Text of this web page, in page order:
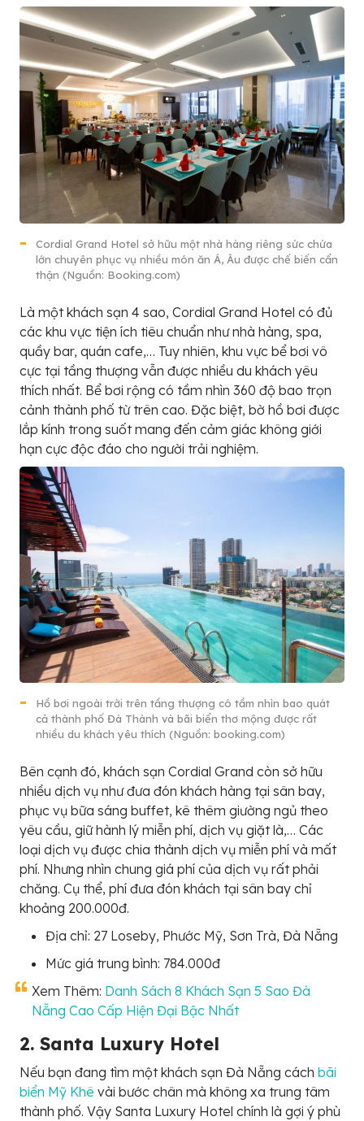
Cordial Grand Hotel sở hữu một nhà hàng riêng sức chứa
lớn chuyên phục vụ nhiều món ăn Á, Âu được chế biến cẩn
thận (Nguồn: Booking.com)
Là một khách sạn 4 sao, Cordial Grand Hotel có đủ
các khu vực tiện ích tiêu chuẩn như nhà hàng, spa,
quầy bar, quán cafe,… Tuy nhiên, khu vực bể bơi vô
cực tại tầng thượng vẫn được nhiều du khách yêu
thích nhất. Bể bơi rộng có tầm nhìn 360 độ bao trọn
cảnh thành phố từ trên cao. Đặc biệt, bờ hồ bơi được
lắp kính trong suốt mang đến cảm giác không giới
hạn cực độc đáo cho người trải nghiệm.
Hồ bơi ngoài trời trên tầng thượng có tầm nhìn bao quát
cả thành phố Đà Thành và bãi biển thơ mộng được rất
nhiều du khách yêu thích (Nguồn: booking.com)
Bên cạnh đó, khách sạn Cordial Grand còn sở hữu
nhiều dịch vụ như đưa đón khách hàng tại sân bay,
phục vụ bữa sáng buffet, kê thêm giường ngủ theo
yêu cầu, giữ hành lý miễn phí, dịch vụ giặt là,… Các
loại dịch vụ được chia thành dịch vụ miễn phí và mất
phí. Nhưng nhìn chung giá phí của dịch vụ rất phải
chăng. Cụ thể, phí đưa đón khách tại sân bay chỉ
khoảng 200.000đ.
Địa chỉ: 27 Loseby, Phước Mỹ, Sơn Trà, Đà Nẵng
Mức giá trung bình: 784.000đ
Xem Thêm: Danh Sách 8 Khách Sạn 5 Sao Đà
Nẵng Cao Cấp Hiện Đại Bậc Nhất
2. Santa Luxury Hotel
Nếu bạn đang tìm một khách sạn Đà Nẵng cách bãi
biển Mỹ Khê vài bước chân mà không xa trung tâm
thành phố. Vậy Santa Luxury Hotel chính là gợi ý phù